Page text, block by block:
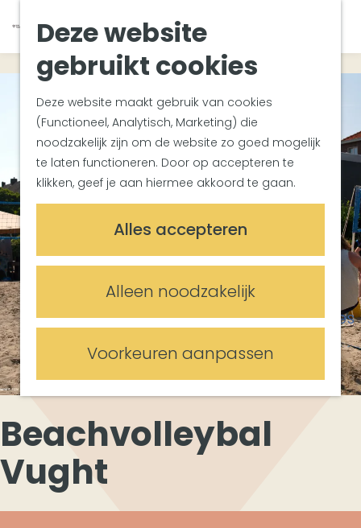
Deze website
gebruikt cookies
Deze website maakt gebruik van cookies
(Functioneel, Analytisch, Marketing) die
noodzakelijk zijn om de website zo goed mogelijk
te laten functioneren. Door op accepteren te
klikken, geef je aan hiermee akkoord te gaan.
Alles accepteren
Alleen noodzakelijk
Voorkeuren aanpassen
a
n
e
h
o
m
e
p
a
g
e
K
a
a
r
t
Z
o
e
k
e
n
M
e
u
Zuiderwaterlinie
Met groepen
Met kinderen
In de omgeving
Plan je bezoek
Bereikbaarheid
Overnachten
Plan op de kaart
Meetings & Events
Vergaderlocaties
Evenementenlocaties
Beachvolleybal
Vught